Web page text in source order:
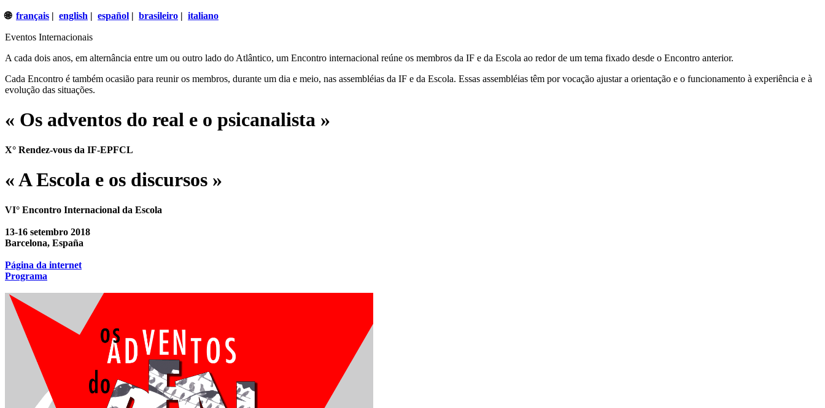
🌐 français | english | español | brasileiro | italiano
Eventos Internacionais
A cada dois anos, em alternância entre um ou outro lado do Atlântico, um Encontro internacional reúne os membros da IF e da Escola ao redor de um tema fixado desde o Encontro anterior.
Cada Encontro é também ocasião para reunir os membros, durante um dia e meio, nas assembléias da IF e da Escola. Essas assembléias têm por vocação ajustar a orientação e o funcionamento à experiência e à
evolução das situações.
« Os adventos do real e o psicanalista »
X° Rendez-vous da IF-EPFCL
« A Escola e os discursos »
VI° Encontro Internacional da Escola
13-16 setembro 2018
Barcelona, España
Página da internet
Programa